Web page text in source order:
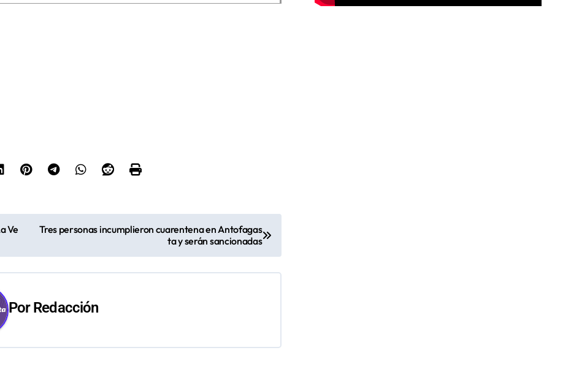
Ve
Tres personas incumplieron cuarentena en Antofagas
ta y serán sancionadas
PorRedacción